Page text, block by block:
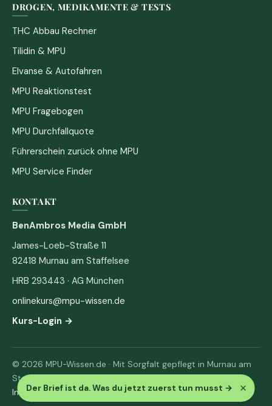
Der Brief ist da. Was du jetzt zuerst tun musst → ×
DROGEN, MEDIKAMENTE & TESTS
THC Abbau Rechner
Tilidin & MPU
Elvanse & Autofahren
MPU Reaktionstest
MPU Fragebogen
MPU Durchfallquote
Führerschein zurück ohne MPU
MPU Service Finder
KONTAKT
BenAmbros Media GmbH
James-Loeb-Straße 11
82418 Murnau am Staffelsee
HRB 293443 · AG München
onlinekurs@mpu-wissen.de
Kurs-Login →
© 2026 MPU-Wissen.de · Mit Sorgfalt gepflegt in Murnau am
Staffelsee
Impressum· Datenschutz & AGB